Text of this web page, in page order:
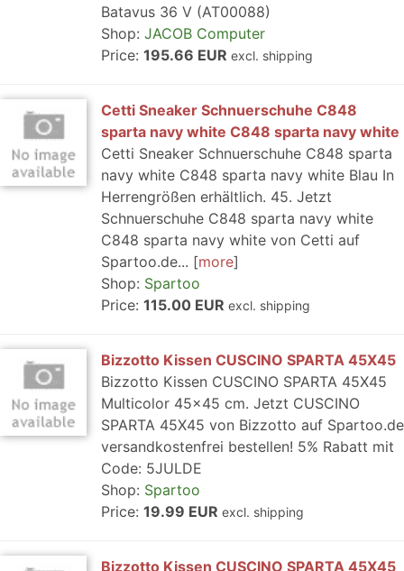
Batavus 36 V (AT00088)
Shop: JACOB Computer
Price: 195.66 EUR excl. shipping
Cetti Sneaker Schnuerschuhe C848
sparta navy white C848 sparta navy white
Cetti Sneaker Schnuerschuhe C848 sparta
navy white C848 sparta navy white Blau In
Herrengrößen erhältlich. 45. Jetzt
Schnuerschuhe C848 sparta navy white
C848 sparta navy white von Cetti auf
Spartoo.de...
more
Shop: Spartoo
Price: 115.00 EUR excl. shipping
Bizzotto Kissen CUSCINO SPARTA 45X45
Bizzotto Kissen CUSCINO SPARTA 45X45
Multicolor 45x45 cm. Jetzt CUSCINO
SPARTA 45X45 von Bizzotto auf Spartoo.de
versandkostenfrei bestellen! 5% Rabatt mit
Code: 5JULDE
Shop: Spartoo
Price: 19.99 EUR excl. shipping
Bizzotto Kissen CUSCINO SPARTA 45X45